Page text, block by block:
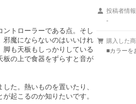
トローラーである点。そし
邪魔にならないのはいいけれ
も天板もしっかりしている
板の上で食器をずらすと音が
た。熱いものを置いたり、
起こるのか知りたいです。
投稿者情報
-
購入した
■カラーを